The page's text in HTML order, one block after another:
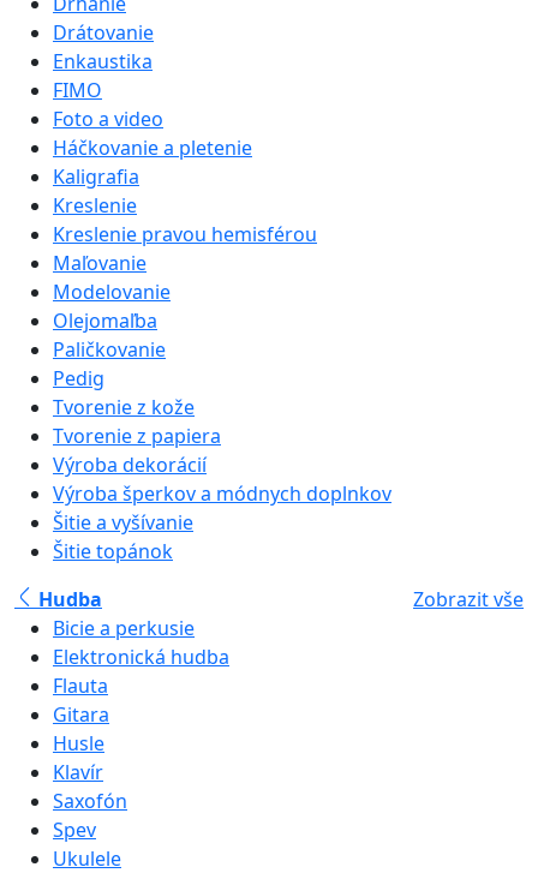
Drátovanie
Enkaustika
FIMO
Foto a video
Háčkovanie a pletenie
Kaligrafia
Kreslenie
Kreslenie pravou hemisférou
Maľovanie
Modelovanie
Olejomaľba
Paličkovanie
Pedig
Tvorenie z kože
Tvorenie z papiera
Výroba dekorácií
Výroba šperkov a módnych doplnkov
Šitie a vyšívanie
Šitie topánok
Hudba
Zobrazit vše
Bicie a perkusie
Elektronická hudba
Flauta
Gitara
Husle
Klavír
Saxofón
Spev
Ukulele